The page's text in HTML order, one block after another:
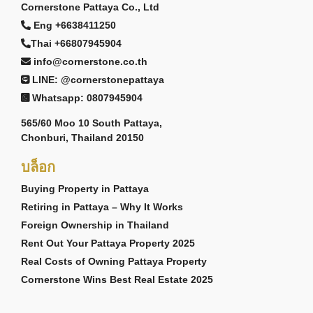
Cornerstone Pattaya Co., Ltd
Eng +6638411250
Thai +66807945904
info@cornerstone.co.th
LINE: @cornerstonepattaya
Whatsapp: 0807945904
565/60 Moo 10 South Pattaya,
Chonburi, Thailand 20150
บล็อก
Buying Property in Pattaya
Retiring in Pattaya – Why It Works
Foreign Ownership in Thailand
Rent Out Your Pattaya Property 2025
Real Costs of Owning Pattaya Property
Cornerstone Wins Best Real Estate 2025